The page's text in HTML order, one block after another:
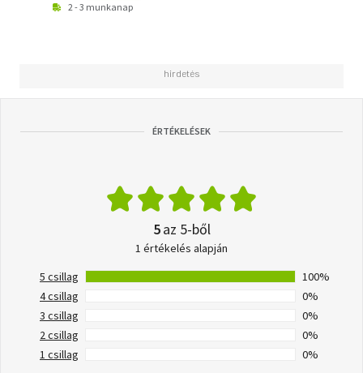
2 - 3 munkanap
ÉRTÉKELÉSEK
5az 5-ből
1 értékelés alapján
5 csillag
100%
4 csillag
0%
3 csillag
0%
2 csillag
0%
1 csillag
0%